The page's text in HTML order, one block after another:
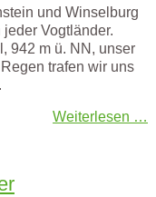
und Winselburg
jeder Vogtländer.
942 m ü. NN, unser
trafen wir uns
Weiterlesen …